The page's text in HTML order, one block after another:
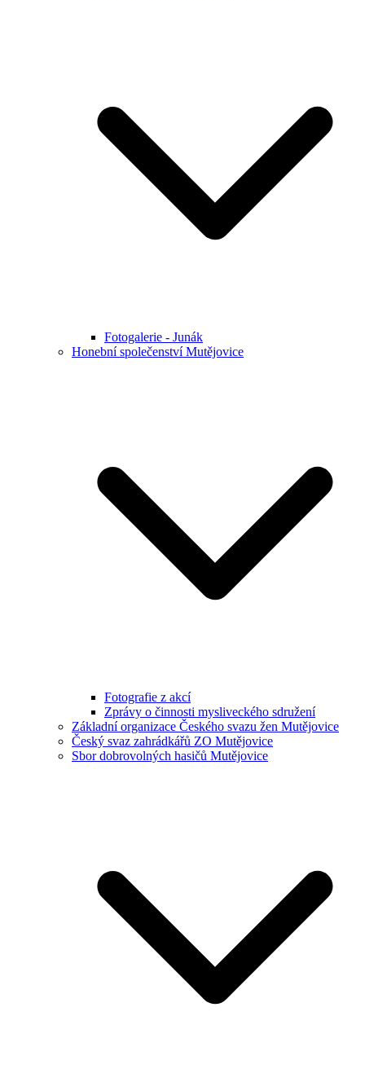
Fotogalerie - Junák
Honební společenství Mutějovice
Fotografie z akcí
Zprávy o činnosti mysliveckého sdružení
Základní organizace Českého svazu žen Mutějovice
Český svaz zahrádkářů ZO Mutějovice
Sbor dobrovolných hasičů Mutějovice